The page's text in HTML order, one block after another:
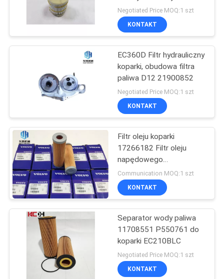
Części silnika
jezdnego koparki
hydrauliczna pompa
zębata wewnętrzna
Pompa wodna
Podstawa poliestrowa
Negotiated Price MOQ:1 szt
KONTAKT
EC360D Filtr hydrauliczny
koparki, obudowa filtra
paliwa D12 21900852
Negotiated Price MOQ:1 szt
KONTAKT
Filtr oleju koparki
17266182 Filtr oleju
napędowego
8421230000 Kod HSHS
Communication MOQ:1 szt
KONTAKT
Separator wody paliwa
11708551 P550761 do
koparki EC210BLC
Negotiated Price MOQ:1 szt
KONTAKT